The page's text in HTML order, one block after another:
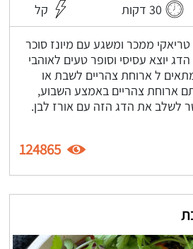
30 דקות קל
ממכר ומשגע עם מיונז סוכר
יוצא עסיסי וסופר טעים לאוהבי
ל ארוחת צהריים לשבת או
ארוחת צהריים באמצע השבוע,
לשלב את הדג הזה עם אורז לבן.
124865